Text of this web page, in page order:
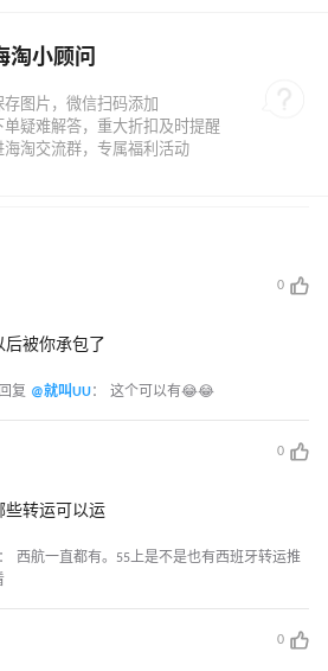
淘小顾问
0
被你承包了
回复 @就叫UU： 这个可以有😂😂
0
些转运可以运
： 西航一直都有。55上是不是也有西班牙转运推
0